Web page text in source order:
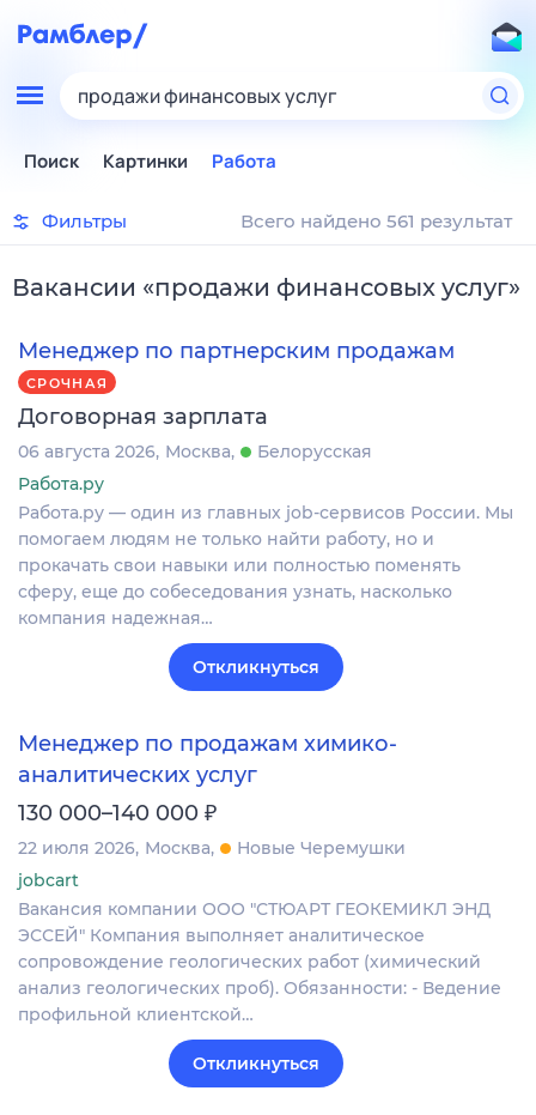
продажи финансовых услуг
Поиск Картинки Работа
Фильтры Всего найдено 561 результат
Вакансии «продажи финансовых услуг»
Менеджер по партнерским продажам
СРОЧНАЯ
Договорная зарплата
06 августа 2026 Москва
Белорусская
Работа.ру
Работа.ру — один из главных job-сервисов России. Мы
помогаем людям не только найти работу, но и
прокачать свои навыки или полностью поменять
сферу, еще до собеседования узнать, насколько
компания надежная…
Откликнуться
Менеджер по продажам химико-
аналитических услуг
130 000–140 000 ₽
22 июля 2026 Москва
Новые Черемушки
jobcart
Вакансия компании ООО "СТЮАРТ ГЕОКЕМИКЛ ЭНД
ЭССЕЙ" Компания выполняет аналитическое
сопровождение геологических работ (химический
анализ геологических проб). Обязанности: - Ведение
профильной клиентской…
Откликнуться